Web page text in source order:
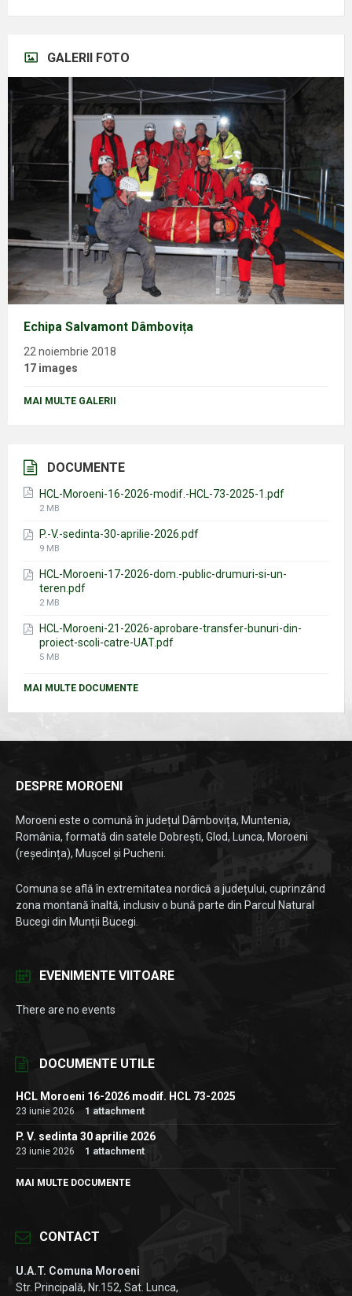
GALERII FOTO
Echipa Salvamont Dâmbovița
22 noiembrie 2018
17 images
MAI MULTE GALERII
DOCUMENTE
HCL-Moroeni-16-2026-modif.-HCL-73-2025-1.pdf
File
2 MB
P.-V.-sedinta-30-aprilie-2026.pdf
File
9 MB
HCL-Moroeni-17-2026-dom.-public-drumuri-si-un-
teren.pdf
File
2 MB
HCL-Moroeni-21-2026-aprobare-transfer-bunuri-din-
proiect-scoli-catre-UAT.pdf
File
5 MB
MAI MULTE DOCUMENTE
DESPRE MOROENI
Moroeni este o comună în județul Dâmbovița, Muntenia,
România, formată din satele Dobrești, Glod, Lunca, Moroeni
(reședința), Mușcel și Pucheni.
Comuna se află în extremitatea nordică a județului, cuprinzând
zona montană înaltă, inclusiv o bună parte din Parcul Natural
Bucegi din Munții Bucegi.
EVENIMENTE VIITOARE
There are no events
DOCUMENTE UTILE
HCL Moroeni 16-2026 modif. HCL 73-2025
23 iunie 2026 1 attachment
P. V. sedinta 30 aprilie 2026
23 iunie 2026 1 attachment
MAI MULTE DOCUMENTE
CONTACT
U.A.T. Comuna Moroeni
Str. Principală, Nr.152, Sat. Lunca,